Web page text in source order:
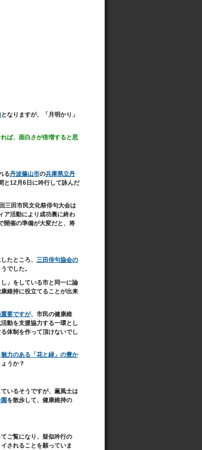
となりますが、「月明かり」
ば、 面白さが倍増すると思
る丹波篠山市の兵庫県立丹
と12月6日に吟行して詠んだ
三田市民文化祭俳句大会は
ア活動により成功裏に終わ
開催の準備が大変だと、将
たところ、 三田俳句協会の
でした。
」をしている市と同一に論
維持に役立てることが出来
要ですが、市民の健康維
動を支援協力する一環とし
体制を作って頂けないでし
魅力のある「花と緑」の豊か
うか？
いるそうですが、薫風士は
を散歩して、健康維持の
ご覧になり、疑似吟行の
されることを願っていま